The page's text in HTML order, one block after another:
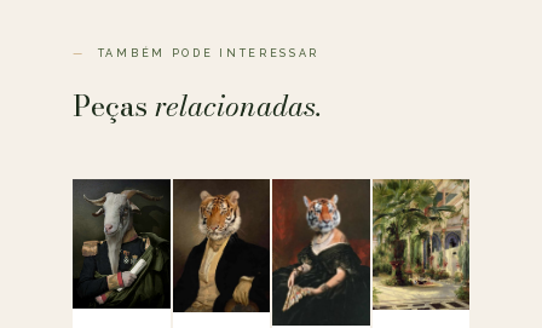
TAMBÉM PODE INTERESSAR
Peçasrelacionadas.